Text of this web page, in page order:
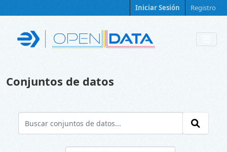
Iniciar Sesión Registro
Conjuntos de datos